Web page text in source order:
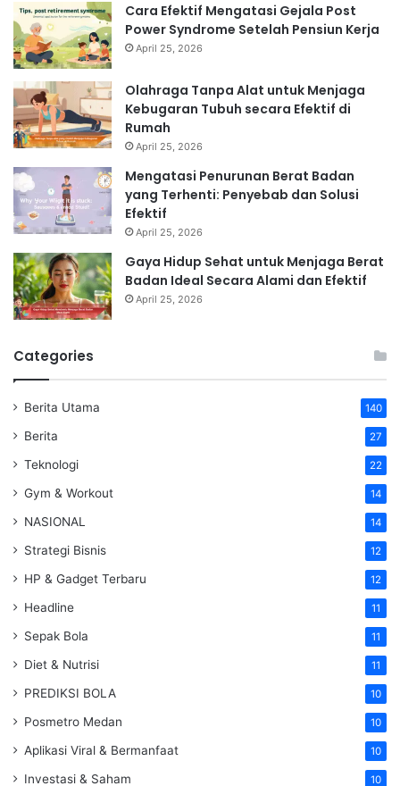
Cara Efektif Mengatasi Gejala Post
Power Syndrome Setelah Pensiun Kerja
April 25, 2026
Olahraga Tanpa Alat untuk Menjaga
Kebugaran Tubuh secara Efektif di
Rumah
April 25, 2026
Mengatasi Penurunan Berat Badan
yang Terhenti: Penyebab dan Solusi
Efektif
April 25, 2026
Gaya Hidup Sehat untuk Menjaga Berat
Badan Ideal Secara Alami dan Efektif
April 25, 2026
Categories
Berita Utama 140
Berita 27
Teknologi 22
Gym & Workout 14
NASIONAL 14
Strategi Bisnis 12
HP & Gadget Terbaru 12
Headline 11
Sepak Bola 11
Diet & Nutrisi 11
PREDIKSI BOLA 10
Posmetro Medan 10
Aplikasi Viral & Bermanfaat 10
Investasi & Saham 10